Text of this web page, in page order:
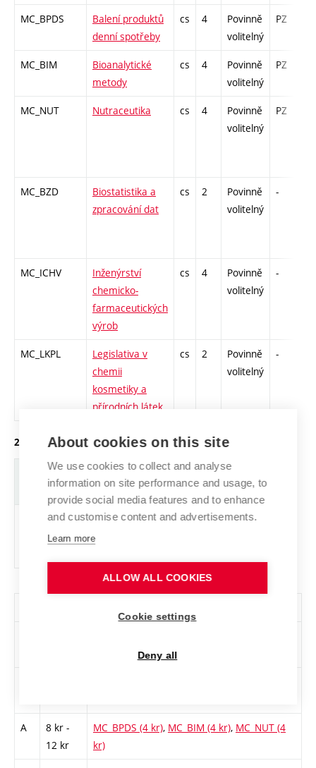
MC_BPDS
Balení produktů
denní spotřeby
cs 4
Povinně
volitelný
PZ
MC_BIM
Bioanalytické
metody
cs 4
Povinně
volitelný
PZ
MC_NUT Nutraceutika cs 4
Povinně
volitelný
PZ
MC_BZD
Biostatistika a
zpracování dat
cs 2
Povinně
volitelný
-
MC_ICHV
Inženýrství
chemicko-
farmaceutických
výrob
cs 4
Povinně
volitelný
-
MC_LKPL
Legislativa v
chemii
kosmetiky a
přírodních látek
cs 2
Povinně
volitelný
-
2. ročník, letní semestr
Zkratka Název J. Kr. Pov.
MC_DP_CHPL
Diplomová
práce
cs 30 Povinný -
A
8 kr -
12 kr
MC_BPDS (4 kr), MC_BIM (4 kr), MC_NUT (4
kr)
About cookies on this site
We use cookies to collect and analyse
information on site performance and usage, to
provide social media features and to enhance
and customise content and advertisements.
Learn more
ALLOW ALL COOKIES
Cookie settings
Deny all